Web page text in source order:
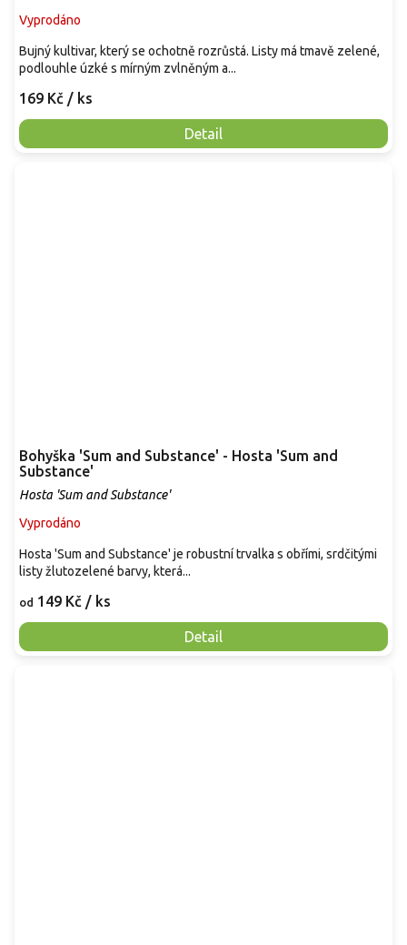
Vyprodáno
169 Kč / ks
Detail
Bujný kultivar, který se ochotně rozrůstá. Listy má tmavě zelené,
podlouhle úzké s mírným zvlněným a...
Bohyška 'Sum and Substance' - Hosta 'Sum and
Substance'
Hosta 'Sum and Substance'
Vyprodáno
od 149 Kč / ks
Detail
Hosta 'Sum and Substance' je robustní trvalka s obřími, srdčitými
listy žlutozelené barvy, která...